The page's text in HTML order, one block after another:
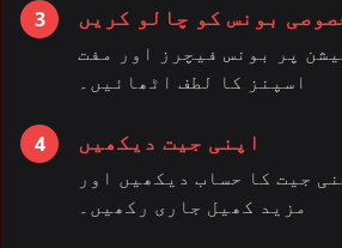
3 بونس کو چالو کریں
پر بونس فیچرز اور مفت
اسپنز کا لطف اٹھائیں۔
4 اپنی جیت دیکھیں
جیت کا حساب دیکھیں اور
مزید کھیل جاری رکھیں۔